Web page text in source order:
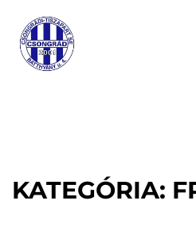
KATEGÓRIA: